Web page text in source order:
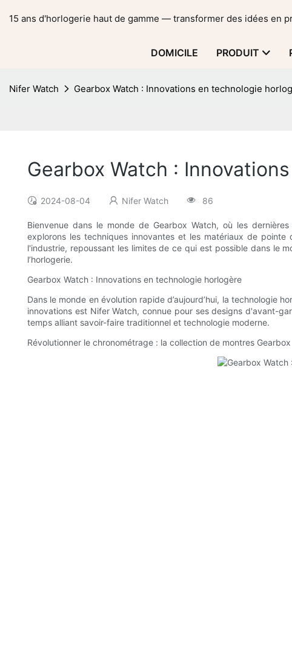
15 ans d'horlogerie haut de gamme — transformer des idées en
DOMICILE PRODUIT
Nifer Watch Gearbox Watch : Innovations en technologie
Gearbox Watch :
2024-08-04 Nifer Watch 86
Bienvenue dans le monde de Gearbox Watch, où les
explorons les techniques innovantes et les matériaux de
l'industrie, repoussant les limites de ce qui est possible dans le
l’horlogerie.
Gearbox Watch : Innovations en technologie horlogère
Dans le monde en évolution rapide d’aujourd’hui, la technologie
innovations est Nifer Watch, connue pour ses designs d'avant-
temps alliant savoir-faire traditionnel et technologie moderne.
Révolutionner le chronométrage : la collection de montres Gearbox